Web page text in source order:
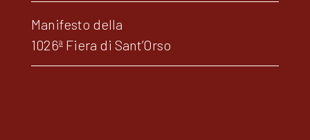
Manifesto della
1026ª Fiera di Sant’Orso